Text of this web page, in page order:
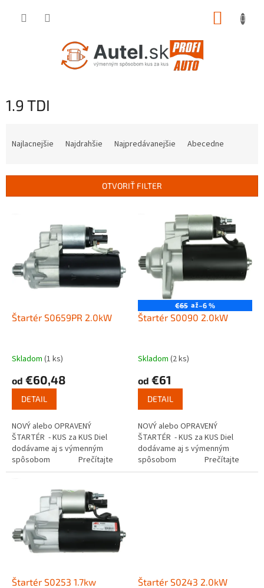
1.9 TDI
i
Najlacnejšie Najdrahšie Najpredávanejšie Abecedne
OTVORIŤ FILTER
Štartér S0659PR 2.0kW
Skladom (1 ks)
od €60,48
DETAIL
NOVÝ alebo OPRAVENÝ
ŠTARTÉR - KUS za KUS Diel
dodávame aj s výmenným
spôsobom Prečítajte
si ako funguje...
€65 až–6 %
Štartér S0090 2.0kW
Skladom (2 ks)
od €61
DETAIL
NOVÝ alebo OPRAVENÝ
ŠTARTÉR - KUS za KUS Diel
dodávame aj s výmenným
spôsobom Prečítajte
si ako funguje...
Štartér S0253 1.7kw Štartér S0243 2.0kW